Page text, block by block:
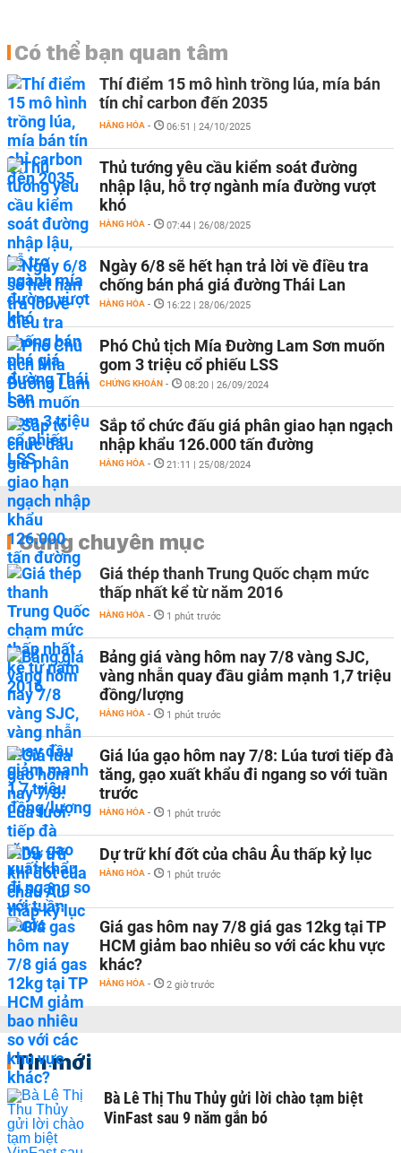
Có thể bạn quan tâm
Thí điểm 15 mô hình trồng lúa, mía bán
tín chỉ carbon đến 2035
HÀNG HÓA - 06:51 | 24/10/2025
Thủ tướng yêu cầu kiểm soát đường
nhập lậu, hỗ trợ ngành mía đường vượt
khó
HÀNG HÓA - 07:44 | 26/08/2025
Ngày 6/8 sẽ hết hạn trả lời về điều tra
chống bán phá giá đường Thái Lan
HÀNG HÓA - 16:22 | 28/06/2025
Phó Chủ tịch Mía Đường Lam Sơn muốn
gom 3 triệu cổ phiếu LSS
CHỨNG KHOÁN - 08:20 | 26/09/2024
Sắp tổ chức đấu giá phân giao hạn ngạch
nhập khẩu 126.000 tấn đường
HÀNG HÓA - 21:11 | 25/08/2024
Cùng chuyên mục
Giá thép thanh Trung Quốc chạm mức
thấp nhất kể từ năm 2016
HÀNG HÓA - 1 phút trước
Bảng giá vàng hôm nay 7/8 vàng SJC,
vàng nhẫn quay đầu giảm mạnh 1,7 triệu
đồng/lượng
HÀNG HÓA - 1 phút trước
Giá lúa gạo hôm nay 7/8: Lúa tươi tiếp đà
tăng, gạo xuất khẩu đi ngang so với tuần
trước
HÀNG HÓA - 1 phút trước
Dự trữ khí đốt của châu Âu thấp kỷ lục
HÀNG HÓA - 1 phút trước
Giá gas hôm nay 7/8 giá gas 12kg tại TP
HCM giảm bao nhiêu so với các khu vực
khác?
HÀNG HÓA - 2 giờ trước
Tin mới
Bà Lê Thị Thu Thủy gửi lời chào tạm biệt
VinFast sau 9 năm gắn bó